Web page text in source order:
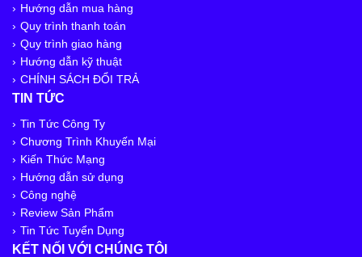
Hướng dẫn mua hàng
Quy trình thanh toán
Quy trình giao hàng
Hướng dẫn kỹ thuật
CHÍNH SÁCH ĐỔI TRẢ
TIN TỨC
Tin Tức Công Ty
Chương Trình Khuyến Mại
Kiến Thức Mạng
Hướng dẫn sử dụng
Công nghệ
Review Sản Phẩm
Tin Tức Tuyển Dụng
KẾT NỐI VỚI CHÚNG TÔI